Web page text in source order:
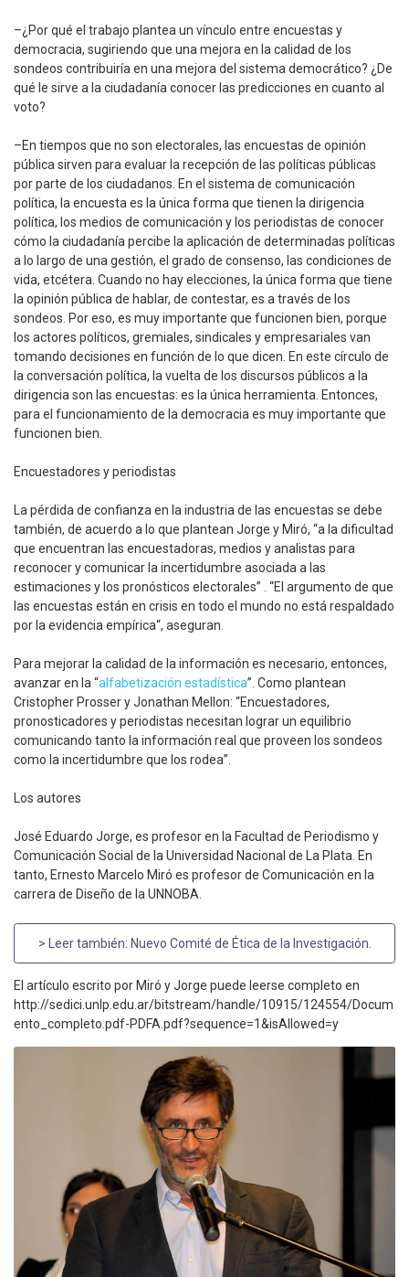
–¿Por qué el trabajo plantea un vínculo entre encuestas y
democracia, sugiriendo que una mejora en la calidad de los
sondeos contribuiría en una mejora del sistema democrático? ¿De
qué le sirve a la ciudadanía conocer las predicciones en cuanto al
voto?
–En tiempos que no son electorales, las encuestas de opinión
pública sirven para evaluar la recepción de las políticas públicas
por parte de los ciudadanos. En el sistema de comunicación
política, la encuesta es la única forma que tienen la dirigencia
política, los medios de comunicación y los periodistas de conocer
cómo la ciudadanía percibe la aplicación de determinadas políticas
a lo largo de una gestión, el grado de consenso, las condiciones de
vida, etcétera. Cuando no hay elecciones, la única forma que tiene
la opinión pública de hablar, de contestar, es a través de los
sondeos. Por eso, es muy importante que funcionen bien, porque
los actores políticos, gremiales, sindicales y empresariales van
tomando decisiones en función de lo que dicen. En este círculo de
la conversación política, la vuelta de los discursos públicos a la
dirigencia son las encuestas: es la única herramienta. Entonces,
para el funcionamiento de la democracia es muy importante que
funcionen bien.
Encuestadores y periodistas
La pérdida de confianza en la industria de las encuestas se debe
también, de acuerdo a lo que plantean Jorge y Miró, “a la dificultad
que encuentran las encuestadoras, medios y analistas para
reconocer y comunicar la incertidumbre asociada a las
estimaciones y los pronósticos electorales” . “El argumento de que
las encuestas están en crisis en todo el mundo no está respaldado
por la evidencia empírica“, aseguran.
Para mejorar la calidad de la información es necesario, entonces,
avanzar en la “alfabetización estadística”. Como plantean
Cristopher Prosser y Jonathan Mellon: “Encuestadores,
pronosticadores y periodistas necesitan lograr un equilibrio
comunicando tanto la información real que proveen los sondeos
como la incertidumbre que los rodea”.
Los autores
José Eduardo Jorge, es profesor en la Facultad de Periodismo y
Comunicación Social de la Universidad Nacional de La Plata. En
tanto, Ernesto Marcelo Miró es profesor de Comunicación en la
carrera de Diseño de la UNNOBA.
> Leer también: Nuevo Comité de Ética de la Investigación
El artículo escrito por Miró y Jorge puede leerse completo en
http://sedici.unlp.edu.ar/bitstream/handle/10915/124554/Docum
ento_completo.pdf-PDFA.pdf?sequence=1&isAllowed=y